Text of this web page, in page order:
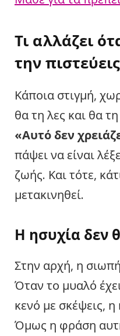
Τι αλλάζει
την πιστεύεις
Κάποια στιγμή,
θα τη λες και θα
«Αυτό δεν
πάψει να είναι
ζωής. Και τότε,
μετακινηθεί.
Η ησυχία δεν
Στην αρχή, η
Όταν το μυαλό
κενό με σκέψεις, η
Όμως η φράση